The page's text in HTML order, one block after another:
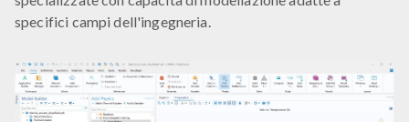
specifici campi dell'ingegneria.